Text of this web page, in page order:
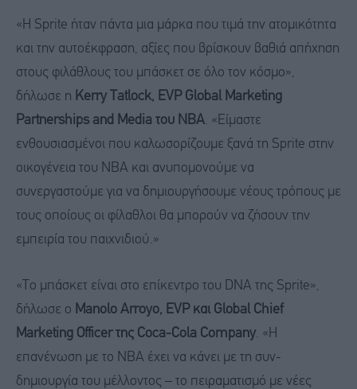
«Η Sprite ήταν πάντα μια μάρκα που τιμά την ατομικότητα
και την αυτοέκφραση, αξίες που βρίσκουν βαθιά απήχηση
στους φιλάθλους του μπάσκετ σε όλο τον κόσμο»,
δήλωσε η Kerry Tatlock, EVP Global Marketing
Partnerships and Media του NBA. «Είμαστε
ενθουσιασμένοι που καλωσορίζουμε ξανά τη Sprite στην
οικογένεια του NBA και ανυπομονούμε να
συνεργαστούμε για να δημιουργήσουμε νέους τρόπους με
τους οποίους οι φίλαθλοι θα μπορούν να ζήσουν την
εμπειρία του παιχνιδιού.»
«Το μπάσκετ είναι στο επίκεντρο του DNA της Sprite»,
δήλωσε ο Manolo Arroyo, EVP και Global Chief
Marketing Officer της Coca-Cola Company. «Η
επανένωση με το NBA έχει να κάνει με τη συν-
δημιουργία του μέλλοντος – το πειραματισμό με νέες